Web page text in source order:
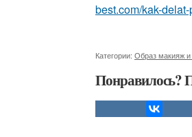
best.com/kak-
Категории: Образ макияж и
Понравилось?